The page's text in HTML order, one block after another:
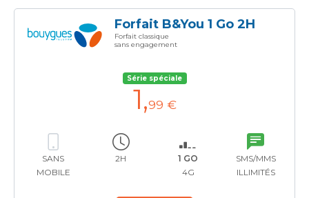
Forfait B&You 1 Go 2H
Forfait classique
sans engagement
Série spéciale
1,99 €
SANS
MOBILE
2H
1 GO
4G
SMS/MMS
ILLIMITÉS